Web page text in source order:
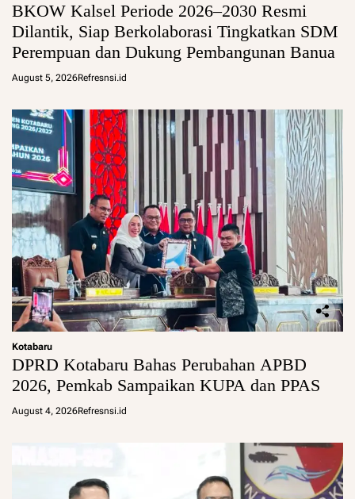
BKOW Kalsel Periode 2026–2030 Resmi
Dilantik, Siap Berkolaborasi Tingkatkan SDM
Perempuan dan Dukung Pembangunan Banua
August 5, 2026Refresnsi.id
Kotabaru
DPRD Kotabaru Bahas Perubahan APBD
2026, Pemkab Sampaikan KUPA dan PPAS
August 4, 2026Refresnsi.id